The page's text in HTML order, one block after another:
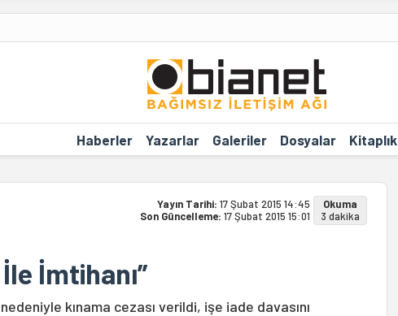
Haberler Yazarlar Galeriler Dosyalar Kitaplık
Yayın Tarihi: 17 Şubat 2015 14:45
Son Güncelleme: 17 Şubat 2015 15:01
Okuma
3 dakika
İmtihanı”
kınama cezası verildi, işe iade davasını